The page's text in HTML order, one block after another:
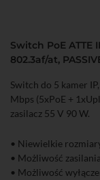
Switch PoE ATTE
802.3af/at,
Switch do 5 kamer
Mbps (5xPoE +
zasilacz 55 V 90 W.
• Niewielkie
• Możliwość
• Możliwość